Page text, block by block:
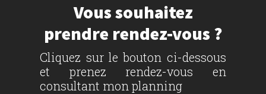
Vous souhaitez
prendre rendez-vous ?
Cliquez sur le bouton ci-dessous
et prenez rendez-vous en
consultant mon planning